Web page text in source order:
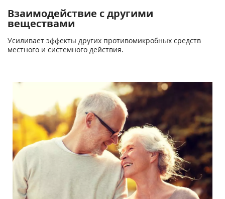
Взаимодействие с другими
веществами
Усиливает эффекты других противомикробных средств
местного и системного действия.